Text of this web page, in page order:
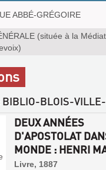
ABBÉ-GRÉGOIRE
(située à la
BIBLIO-BLOIS-
DEUX ANNÉES
D'APOSTOLAT
MONDE : HENRI
Livre, 1887